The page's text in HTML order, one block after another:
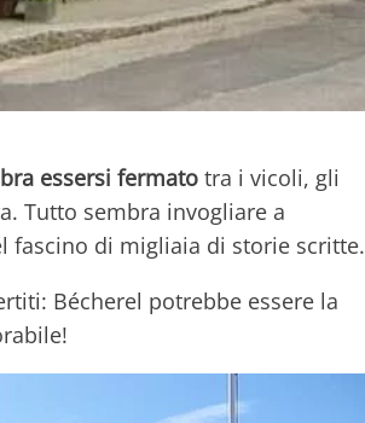
essersi fermato tra i vicoli, gli
Tutto sembra invogliare a
fascino di migliaia di storie scritte.
Bécherel potrebbe essere la